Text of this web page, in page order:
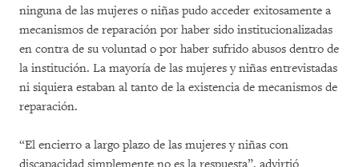
ninguna de las mujeres o niñas pudo acceder exitosamente a
mecanismos de reparación por haber sido institucionalizadas
en contra de su voluntad o por haber sufrido abusos dentro de
la institución. La mayoría de las mujeres y niñas entrevistadas
ni siquiera estaban al tanto de la existencia de mecanismos de
reparación.
“El encierro a largo plazo de las mujeres y niñas con